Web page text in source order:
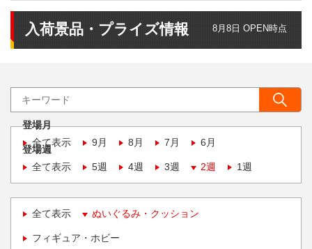
入荷景品・プライズ情報 8月8日 OPEN時点
登場月
全て表示
9月 8月 7月 6月
登場週
全て表示
5週 4週 3週 2週 1週
全て表示 ぬいぐるみ・クッション
フィギュア・ホビー